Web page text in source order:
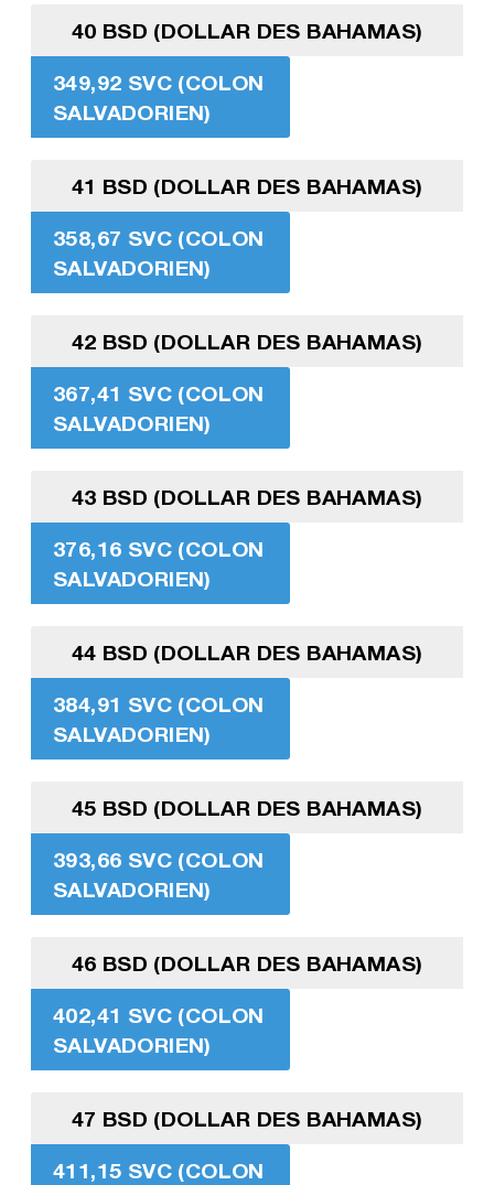
40 BSD (DOLLAR DES BAHAMAS)
349,92 SVC (COLON
SALVADORIEN)
41 BSD (DOLLAR DES BAHAMAS)
358,67 SVC (COLON
SALVADORIEN)
42 BSD (DOLLAR DES BAHAMAS)
367,41 SVC (COLON
SALVADORIEN)
43 BSD (DOLLAR DES BAHAMAS)
376,16 SVC (COLON
SALVADORIEN)
44 BSD (DOLLAR DES BAHAMAS)
384,91 SVC (COLON
SALVADORIEN)
45 BSD (DOLLAR DES BAHAMAS)
393,66 SVC (COLON
SALVADORIEN)
46 BSD (DOLLAR DES BAHAMAS)
402,41 SVC (COLON
SALVADORIEN)
47 BSD (DOLLAR DES BAHAMAS)
411,15 SVC (COLON